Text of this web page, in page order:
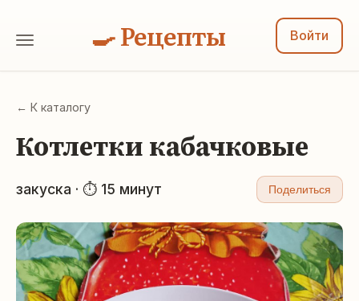
🍳 Рецепты Войти
← К каталогу
Котлетки кабачковые
закуска · ⏱ 15 минут Поделиться